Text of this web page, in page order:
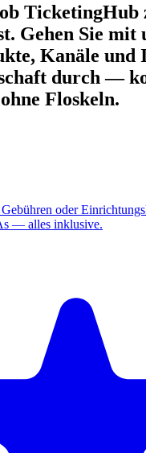
TicketingHub
Gehen Sie mit
Kanäle und
durch —
Floskeln.
oder
— alles inklusive.